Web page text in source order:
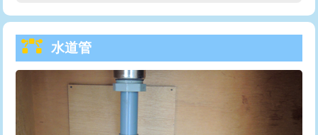
給水管工事※（ライニング鋼管・銅
管・ポリ管・HT管使用/3ｍまで)
給水管工事※（ライニング鋼管・銅
管・ポリ管・HT管使用/3ｍ超え)
排水管工事（土の掘削・埋め戻し作
11,000円~
トーラー機使用/3mまで
追加トーラー機使用/3m超え
33,000円
水道管